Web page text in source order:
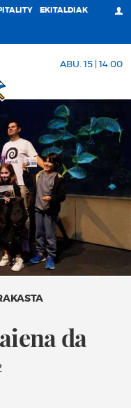
EKITALDIAK
ABU. 15 | 14:00
da